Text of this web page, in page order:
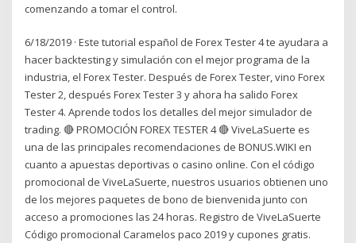
comenzando a tomar el control.
6/18/2019 · Este tutorial español de Forex Tester 4 te ayudara a
hacer backtesting y simulación con el mejor programa de la
industria, el Forex Tester. Después de Forex Tester, vino Forex
Tester 2, después Forex Tester 3 y ahora ha salido Forex
Tester 4. Aprende todos los detalles del mejor simulador de
trading. 🔴 PROMOCIÓN FOREX TESTER 4 🔴 ViveLaSuerte es
una de las principales recomendaciones de BONUS.WIKI en
cuanto a apuestas deportivas o casino online. Con el código
promocional de ViveLaSuerte, nuestros usuarios obtienen uno
de los mejores paquetes de bono de bienvenida junto con
acceso a promociones las 24 horas. Registro de ViveLaSuerte
Código promocional Caramelos paco 2019 y cupones gratis.